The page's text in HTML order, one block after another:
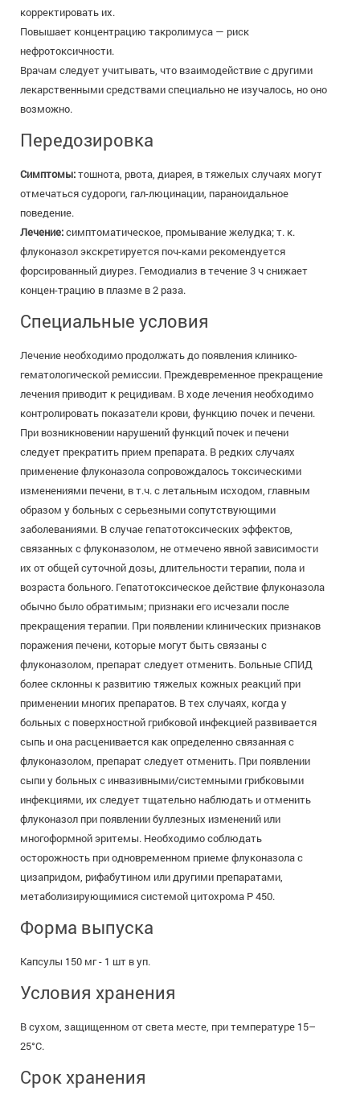
корректировать их.
Повышает концентрацию такролимуса — риск
нефротоксичности.
Врачам следует учитывать, что взаимодействие с другими
лекарственными средствами специально не изучалось, но оно
возможно.
Передозировка
Симптомы:тошнота, рвота, диарея, в тяжелых случаях могут
отмечаться судороги, гал-люцинации, параноидальное
поведение.
Лечение:симптоматическое, промывание желудка; т. к.
флуконазол экскретируется поч-ками рекомендуется
форсированный диурез. Гемодиализ в течение 3 ч снижает
концен-трацию в плазме в 2 раза.
Специальные условия
Лечение необходимо продолжать до появления клинико-
гематологической ремиссии. Преждевременное прекращение
лечения приводит к рецидивам. В ходе лечения необходимо
контролировать показатели крови, функцию почек и печени.
При возникновении нарушений функций почек и печени
следует прекратить прием препарата. В редких случаях
применение флуконазола сопровождалось токсическими
изменениями печени, в т.ч. с летальным исходом, главным
образом у больных с серьезными сопутствующими
заболеваниями. В случае гепатотоксических эффектов,
связанных с флуконазолом, не отмечено явной зависимости
их от общей суточной дозы, длительности терапии, пола и
возраста больного. Гепатотоксическое действие флуконазола
обычно было обратимым; признаки его исчезали после
прекращения терапии. При появлении клинических признаков
поражения печени, которые могут быть связаны с
флуконазолом, препарат следует отменить. Больные СПИД
более склонны к развитию тяжелых кожных реакций при
применении многих препаратов. В тех случаях, когда у
больных с поверхностной грибковой инфекцией развивается
сыпь и она расценивается как определенно связанная с
флуконазолом, препарат следует отменить. При появлении
сыпи у больных с инвазивными/системными грибковыми
инфекциями, их следует тщательно наблюдать и отменить
флуконазол при появлении буллезных изменений или
многоформной эритемы. Необходимо соблюдать
осторожность при одновременном приеме флуконазола с
цизапридом, рифабутином или другими препаратами,
метаболизирующимися системой цитохрома Р 450.
Форма выпуска
Капсулы 150 мг - 1 шт в уп.
Условия хранения
В сухом, защищенном от света месте, при температуре 15–
25°C.
Срок хранения